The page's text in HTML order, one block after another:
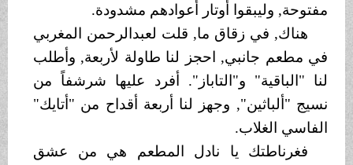
مفتوحة, وليبقوا أوتار أعوادهم مشدودة.
هناك, في زقاق ما, قلت لعبدالرحمن المغربي
في مطعم جانبي, احجز لنا طاولة لأربعة, وأطلب
لنا "الباقية" و"التاباز". أفرد عليها شرشفاً من
نسيج "ألباثين", وجهز لنا أربعة أقداح من "أتايك"
الفاسي الغلاب.
فغرناطتك يا نادل المطعم هي من عشق